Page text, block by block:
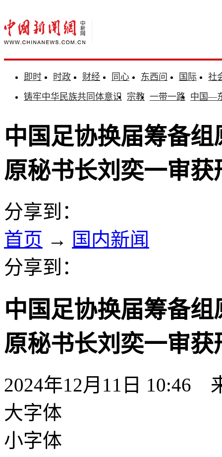
即时 时政 财经 同心 东西问 国际
社
铸牢中华民族共同体意识 宗教 一带一路 中国—
中国足协换届筹备
原秘书长刘奕一审获
分享到：
首页 → 国内新闻
分享到：
中国足协换届筹备
原秘书长刘奕一审获
2024年12月11日 10:46
大字体
小字体